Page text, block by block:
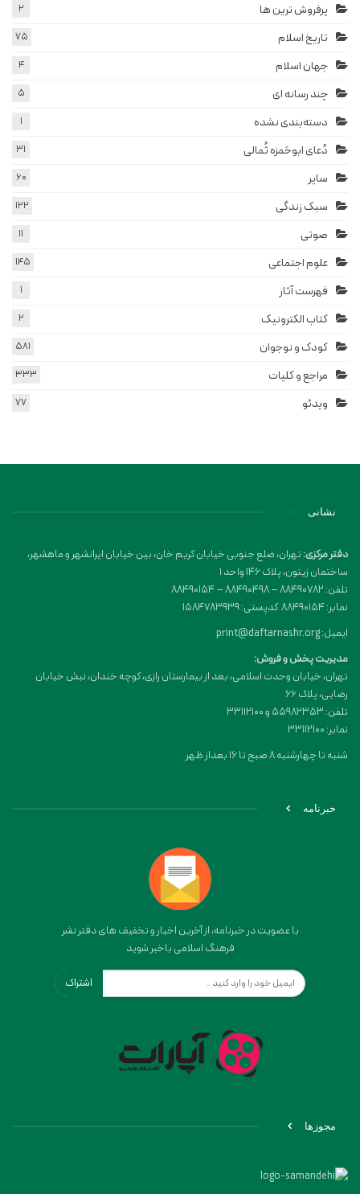
پرفروش ترین ها 2
تاریخ اسلام 75
جهان اسلام 4
چند رسانه ای 5
دسته‌بندی نشده 1
دُعای ابوحَمزه ثُمالی 31
سایر 60
سبک زندگی 122
صوتی 11
علوم اجتماعی 145
فهرست آثار 1
کتاب الکترونیک 2
کودک و نوجوان 581
مراجع و کلیات 333
ویدئو 77
نشانی
دفتر مرکزی:تهران، ضلع جنوبی خیابان کریم خان، بین خیابان ایرانشهر و ماهشهر،
ساختمان زیتون، پلاک 146 واحد 1
تلفن: 88490782 – 88490498 – 88490154
نمابر: 88490154 کدپستی: 1584783939
ایمیل: print@daftarnashr.org
مدیریت پخش و فروش:
تهران، خیابان وحدت اسلامی، بعد از بیمارستان رازی، کوچه خندان، نبش خیابان
رضایی، پلاک ۶۶
تلفن: 55982353 و 33112100
نمابر: 33112100
شنبه تا چهارشنبه 8 صبح تا 16 بعداز ظهر
خبرنامه
با عضویت در خبرنامه، از آخرین اخبار و تخفیف های دفتر نشر
فرهنگ اسلامی باخبر شوید
اشتراک
مجوزها